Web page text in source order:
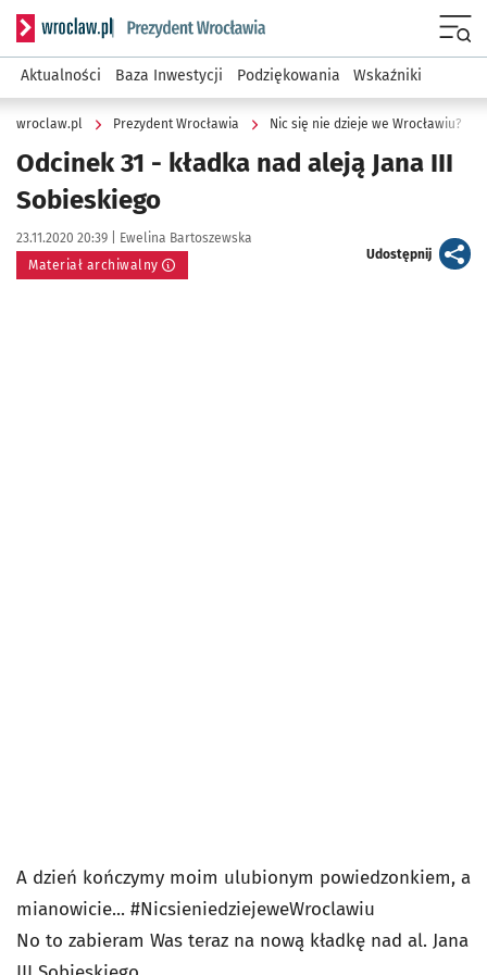
Serwis informacyjny wroclaw.pl podserwis: Prezydent
Aktualności Baza Inwestycji Podziękowania Wskaźniki
wroclaw.pl Prezydent Wrocławia Nic się nie dzieje we Wrocławiu?
Odcinek 31 - kładka nad aleją Jana III
Sobieskiego
Data publikacji:
23.11.2020 20:39 | Autor:
Ewelina Bartoszewska
Materiał archiwalny
Udostępnijartykuł
A dzień kończymy moim ulubionym powiedzonkiem, a
mianowicie... #NicsieniedziejeweWroclawiu
No to zabieram Was teraz na nową kładkę nad al. Jana